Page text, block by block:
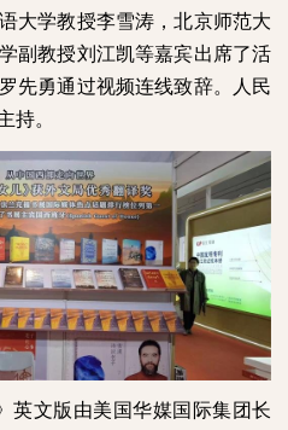
大学教授李雪涛，北京师范大
副教授刘江凯等嘉宾出席了活
先勇通过视频连线致辞。人民
持。
英文版由美国华媒国际集团长